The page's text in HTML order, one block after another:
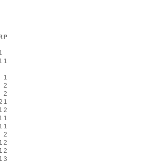
P
1
1 1
1
2
2
1
1 2
1 1
1 1
2
1 2
1 2
1 3